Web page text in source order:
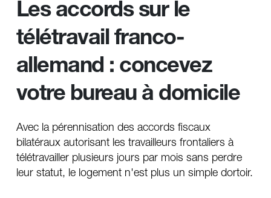
Les accords sur le
télétravail franco-
allemand : concevez
votre bureau à domicile
Avec la pérennisation des accords fiscaux
bilatéraux autorisant les travailleurs frontaliers à
télétravailler plusieurs jours par mois sans perdre
leur statut, le logement n'est plus un simple dortoir.